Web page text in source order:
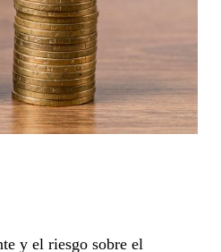
y el riesgo sobre el